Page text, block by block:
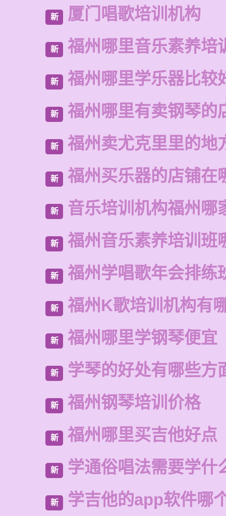
新 厦门唱歌培训机构
新 福州哪里音乐素养培
新 福州哪里学乐器比较
新 福州哪里有卖钢琴的
新 福州卖尤克里里的地
新 福州买乐器的店铺在
新 音乐培训机构福州哪
新 福州音乐素养培训班
新 福州学唱歌年会排练
新 福州K歌培训机构有
新 福州哪里学钢琴便宜
新 学琴的好处有哪些方
新 福州钢琴培训价格
新 福州哪里买吉他好点
新 学通俗唱法需要学什
新 学吉他的app软件哪